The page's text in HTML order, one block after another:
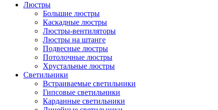
Люстры
Большие люстры
Каскадные люстры
Люстры-вентиляторы
Люстры на штанге
Подвесные люстры
Потолочные люстры
Хрустальные люстры
Светильники
Встраиваемые светильники
Гипсовые светильники
Карданные светильники